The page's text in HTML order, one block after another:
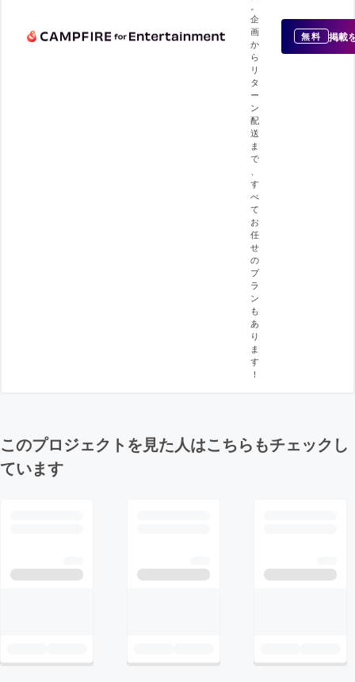
企
画
か
ら
リ
タ
ー
ン
配
送
ま
で
す
べ
て
お
任
せ
の
プ
ラ
ン
も
あ
り
ま
す
！
無料 掲載
このプロジェクトを見た人はこちらもチェックし
ています